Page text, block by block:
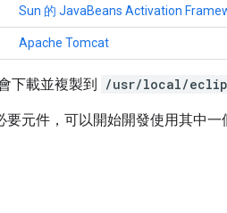
Sun 的 JavaBeans Activation
Apache Tomcat
下載並複製到 /usr/local/
元件，可以開始開發使用其中